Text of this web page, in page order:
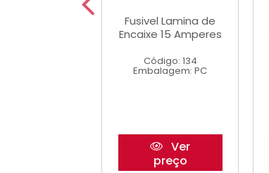
Fusivel Lamina de
Encaixe 15 Amperes
Código: 134
Embalagem: PC
Ver
preço